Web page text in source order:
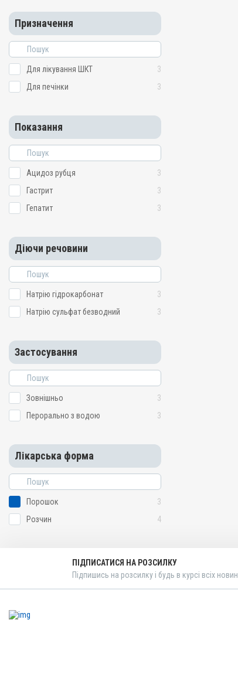
Призначення
Для лікування ШКТ
3
Для печінки
3
Показання
Ацидоз рубця
3
Гастрит
3
Гепатит
3
Діючи речовини
Натрію гідрокарбонат
3
Натрію сульфат безводний
3
Застосування
Зовнішньо
3
Перорально з водою
3
Лікарська форма
Порошок
3
Розчин
4
ПІДПИСАТИСЯ НА РОЗСИЛКУ
Підпишись на розсилку і будь в курсі всіх новин